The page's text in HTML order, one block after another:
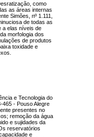
como
as áreas internas
Simões, nº 1.111,
de todas as
a elas níveis de
morfologia dos
de produtos
toxidade e
e Tecnologia do
465 - Pouso Alegre
presentes no
remoção da água
e sujidades da
reservatórios
e